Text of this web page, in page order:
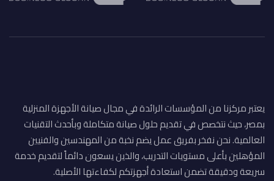
يعتبر مركزنا من المؤسسات الرائدة في مجال صيانة الأجهزة المنزلية
بمصر، حيث نتخصص في تقديم حلول صيانة متكاملة وبأحدث التقنيات
العالمية. نحن نفخر بفريق عمل يضم نخبة من المهندسين والفنيين
المؤهلين بأعلى مستويات التدريب، والذين يسعون دائماً لتقديم خدمة
سريعة ودقيقة تضمن استعادة أجهزتكم لكفاءتها الأصلية.